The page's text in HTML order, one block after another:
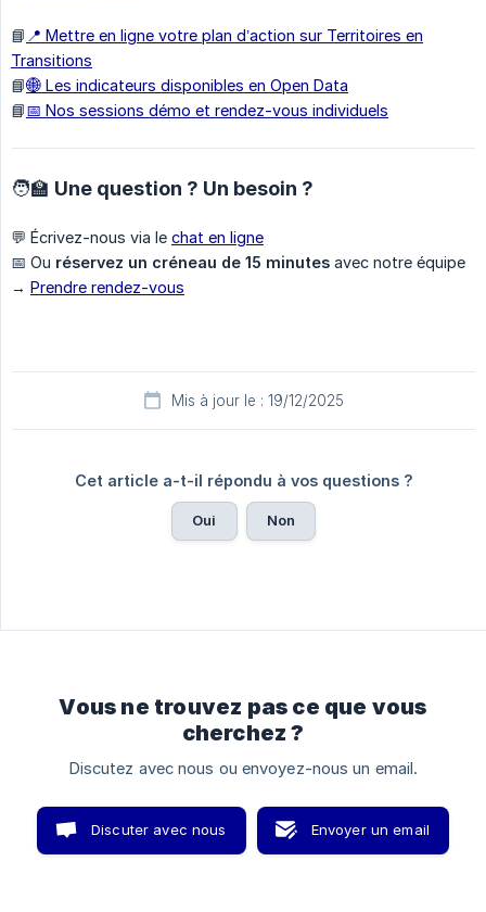
📘 📍 Mettre en ligne votre plan d’action sur Territoires en
Transitions
📘🌐 Les indicateurs disponibles en Open Data
📘📅 Nos sessions démo et rendez-vous individuels
🧑‍🏫 Une question ? Un besoin ?
💬 Écrivez-nous via le chat en ligne
📅 Ou réservez un créneau de 15 minutes avec notre équipe
→ Prendre rendez-vous
Mis à jour le : 19/12/2025
Cet article a-t-il répondu à vos questions ?
Oui Non
Vous ne trouvez pas ce que vous
cherchez ?
Discutez avec nous ou envoyez-nous un email.
Discuter avec nous Envoyer un email